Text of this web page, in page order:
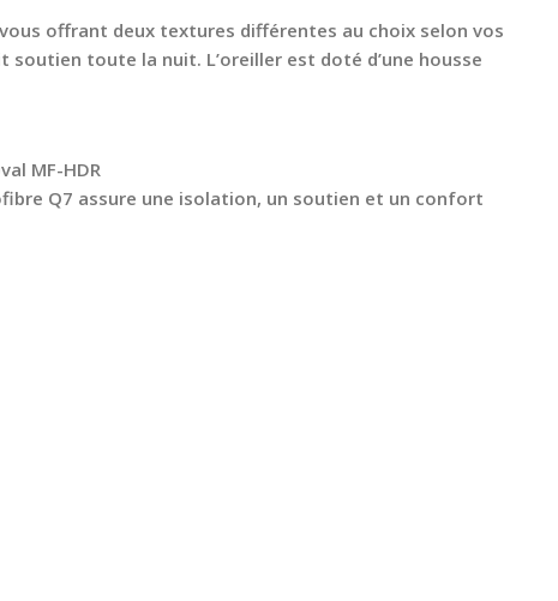
offrant deux textures différentes au choix selon vos
toute la nuit. L’oreiller est doté d’une housse
MF-HDR
Q7 assure une isolation, un soutien et un confort